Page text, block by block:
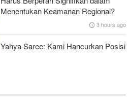
Menentukan Keamanan Regional?
3 hours ago
Yahya Saree: Kami Hancurkan Posisi